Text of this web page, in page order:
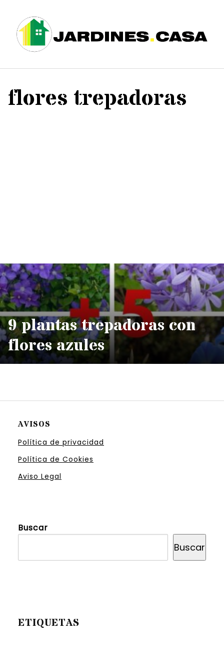
contenido
flores trepadoras
9 plantas trepadoras con
flores azules
AVISOS
Política de privacidad
Política de Cookies
Aviso Legal
Buscar
Buscar
ETIQUETAS